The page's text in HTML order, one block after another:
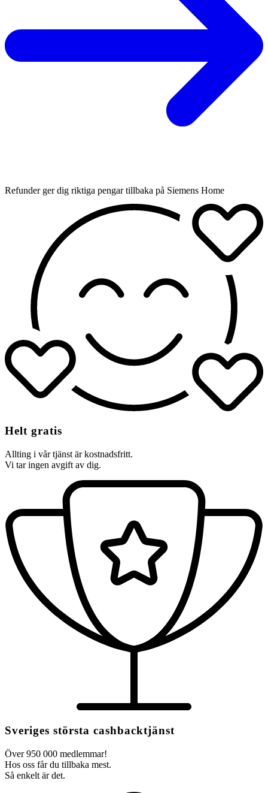
Refunder ger dig riktiga pengar tillbaka på Siemens Home
Helt gratis
Allting i vår tjänst är kostnadsfritt.
Vi tar ingen avgift av dig.
Sveriges största cashbacktjänst
Över 950 000 medlemmar!
Hos oss får du tillbaka mest.
Så enkelt är det.